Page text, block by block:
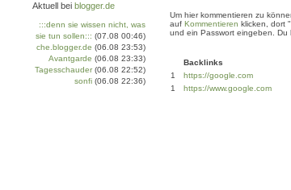
Um hier kommentieren zu
auf Kommentieren klicken, dort
und ein Passwort eingeben.
Backlinks
1
https://google.com
1
https://www.google.com
Aktuell bei blogger.de
:::denn sie wissen nicht, was
sie tun sollen::: (07.08 00:46)
che.blogger.de (06.08 23:53)
Avantgarde (06.08 23:33)
Tagesschauder (06.08 22:52)
sonfi (06.08 22:36)